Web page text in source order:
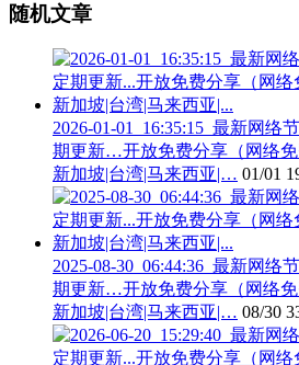
随机文章
2026-01-01_16:35:15_最新网
期更新…开放免费分享（网络免
新加坡|台湾|马来西亚|… 01/01
2025-08-30_06:44:36_最新网
期更新…开放免费分享（网络免
新加坡|台湾|马来西亚|… 08/30